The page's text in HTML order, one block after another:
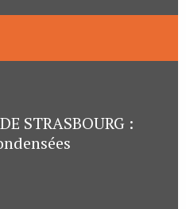
STRASBOURG :